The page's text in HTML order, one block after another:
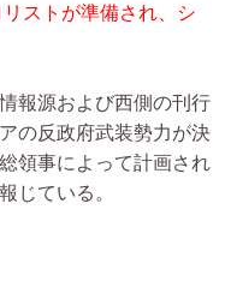
ストが準備され、シ
報源および西側の刊行
の反政府武装勢力が決
領事によって計画され
じている。